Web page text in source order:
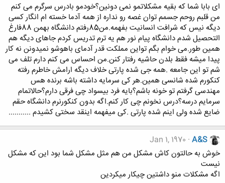
ای بابا شما که بقیه مشکلاتمو نمی دونین؟خودمو بادرس سرگرم می کنم
من قلبم روحم جسمم توان غصه رو نداره از همه آدما خسته ام انگار کسی
دیگه نیس که شرافت انسانیت بفهمه.من85رفتم دانشگاه بهمن 88فارغ
التحصیل شدم دانشگاه پیام نور هم یه ترم تدریس کردم جاهای دیگه هم
همین طور.می خوام بگم تواین مملکت قدر آدمای باهوشو نمیدونن نه کار
پیدا میشه فقط بلدن حاشیه رفتار کنن.من احساس می کنم دارم تلف می
شم تو این جامعه .همه جی شده پارتی خلاف دیگه ارامش خاطرم رفته
کنکورم شده شانسی همین.هر کی سرمایه داشته باشه برنده هس
مهندسی گرفتم تو خونه باشم؟بایه فرد بیسواد چی فرقی دارم؟حالاتمام
سرمایم درسه؟درس نخونم چی کار کنم.اگه بدون کنکورنرم دانشگاه حقم
ضایع شده ولی اینم شده پارتی .کی میفهمه اینقد سختی کشیدم ...........
A&S
Jan 1, 1970
خوش به حالتون کاش مشکل من هم مثل مشکل شما بود این که مشکل
نیست
اگه مشکلات منو داشتین چیکار میکردین